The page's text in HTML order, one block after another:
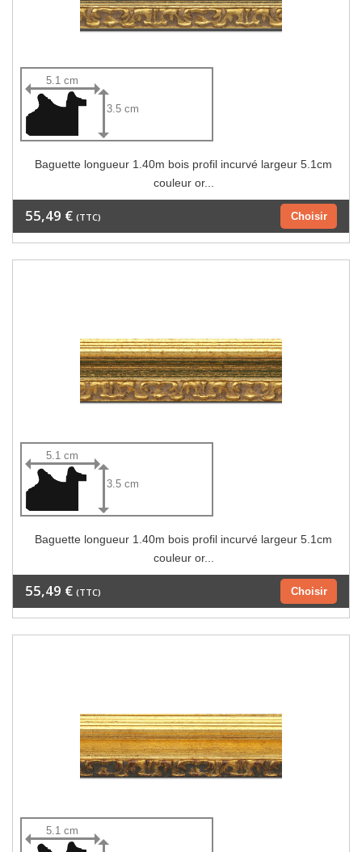
5.1 cm
3.5 cm
Baguette longueur 1.40m bois profil incurvé largeur 5.1cm
couleur or...
Choisir
55,49 € (TTC)
5.1 cm
3.5 cm
Baguette longueur 1.40m bois profil incurvé largeur 5.1cm
couleur or...
Choisir
55,49 € (TTC)
5.1 cm